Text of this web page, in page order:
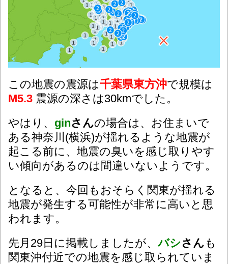
この地震の震源は千葉県東方沖で規模は
M5.3 震源の深さは30kmでした。
やはり、 ginさんの場合は、お住まいで
ある神奈川(横浜)が揺れるような地震が
起こる前に、地震の臭いを感じ取りやす
い傾向があるのは間違いないようです。
となると、今回もおそらく関東が揺れる
地震が発生する可能性が非常に高いと思
われます。
先月29日に掲載しましたが、バシさん も
関東沖付近での地震を感じ取られていま